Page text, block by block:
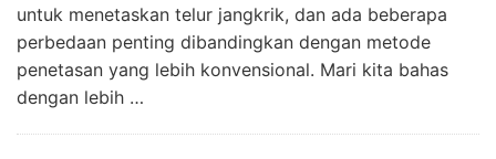
untuk menetaskan telur jangkrik, dan ada beberapa
perbedaan penting dibandingkan dengan metode
penetasan yang lebih konvensional. Mari kita bahas
dengan lebih …